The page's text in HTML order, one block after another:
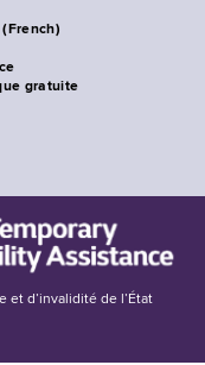
(French)
gratuite
et d’invalidité de l’État